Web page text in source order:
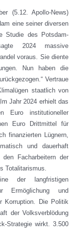
(5.12. Apollo-News)
eine seiner diversen
Studie des Potsdam-
2024 massive
voraus. Sie diente
Nun haben die
Vertraue
staatlich von
Jahr 2024 erhielt das
Euro institutioneller
Euro Drittmittel für
finanzierten Lügnern,
und dauerhaft
den Facharbeitern der
Totalitarismus.
der langfristigen
Ermöglichung und
Korruption. Die Politik
der Volksverblödung
Strategie wirkt. 3.500